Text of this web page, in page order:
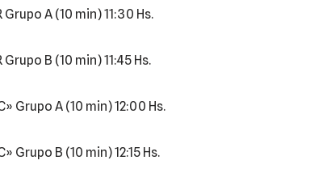
A (10 min) 11:30 Hs.
B (10 min) 11:45 Hs.
Grupo A (10 min) 12:00 Hs.
Grupo B (10 min) 12:15 Hs.